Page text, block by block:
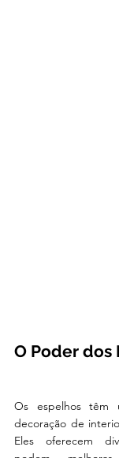
O Poder dos
Os espelhos têm
decoração de
Eles oferecem